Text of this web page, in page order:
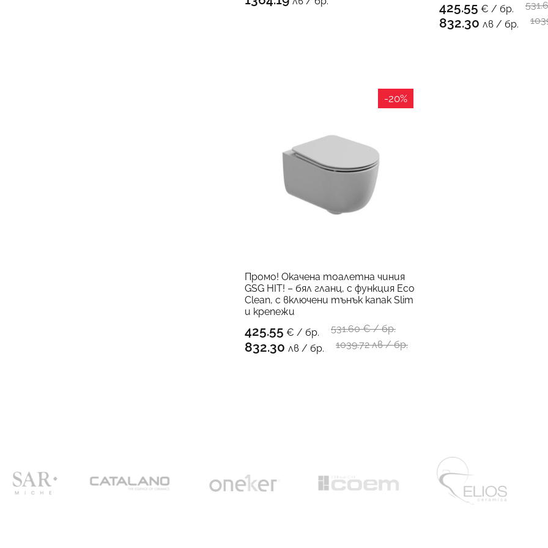
425.55 € / бр.
832.30 лв / бр.
КЪМ
-20%
Промо! Окачена тоалетна чиния
GSG HIT! – бял гланц, с функция Eco
Clean, с включени тънък капак Slim
и крепежи
425.55 € / бр. 531.60€ / бр.
832.30 лв / бр. 1039.72 лв / бр.
КЪМ ПРОДУКТА